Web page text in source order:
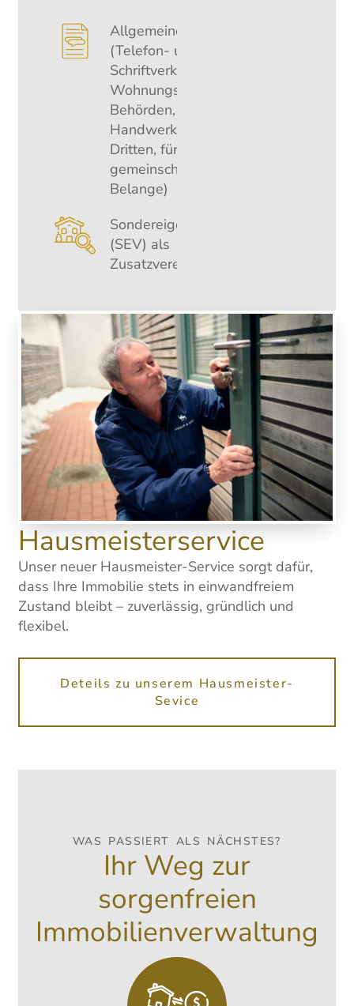
Allgemeine Leistungen
(Telefon- und
Schriftverkehr mit den
Wohnungseigentümern,
Behörden,
Handwerkern und
Dritten, für
gemeinschaftliche
Belange)
Sondereigentumsverwaltung
(SEV) als
Zusatzvereinbarung
Hausmeisterservice
Unser neuer Hausmeister-Service sorgt dafür,
dass Ihre Immobilie stets in einwandfreiem
Zustand bleibt – zuverlässig, gründlich und
flexibel.
Deteils zu unserem Hausmeister-
Sevice
WAS PASSIERT ALS NÄCHSTES?
Ihr Weg zur
sorgenfreien
Immobilienverwaltung